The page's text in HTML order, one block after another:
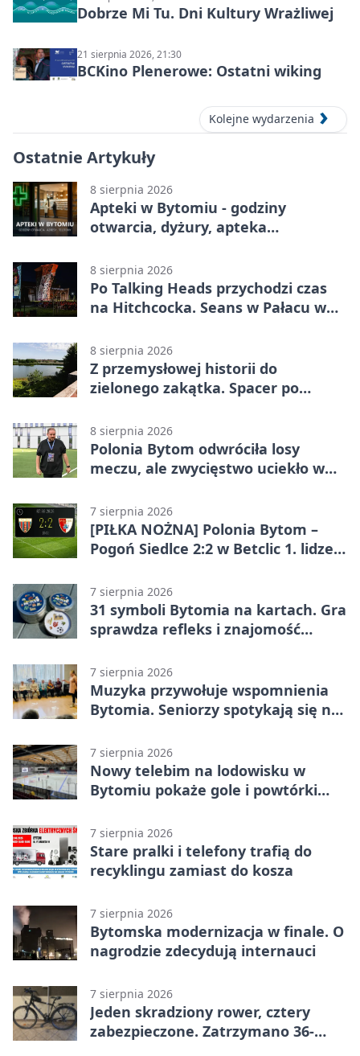
Dobrze Mi Tu. Dni Kultury Wrażliwej
21 sierpnia 2026, 21:30
BCKino Plenerowe: Ostatni wiking
Kolejne wydarzenia
Ostatnie Artykuły
8 sierpnia 2026
Apteki w Bytomiu - godziny
otwarcia, dyżury, apteka
8 sierpnia 2026
Po Talking Heads przychodzi czas
na Hitchcocka. Seans w Pałacu w
8 sierpnia 2026
Z przemysłowej historii do
zielonego zakątka. Spacer po
8 sierpnia 2026
Polonia Bytom odwróciła losy
meczu, ale zwycięstwo uciekło w
7 sierpnia 2026
[PIŁKA NOŻNA] Polonia Bytom –
Pogoń Siedlce 2:2 w Betclic 1. lidze.
ale stracili zwycięstwo
7 sierpnia 2026
31 symboli Bytomia na kartach. Gra
sprawdza refleks i znajomość
7 sierpnia 2026
Muzyka przywołuje wspomnienia
Bytomia. Seniorzy spotykają się na
7 sierpnia 2026
Nowy telebim na lodowisku w
Bytomiu pokaże gole i powtórki
7 sierpnia 2026
Stare pralki i telefony trafią do
recyklingu zamiast do kosza
7 sierpnia 2026
Bytomska modernizacja w finale. O
nagrodzie zdecydują internauci
7 sierpnia 2026
Jeden skradziony rower, cztery
zabezpieczone. Zatrzymano 36-